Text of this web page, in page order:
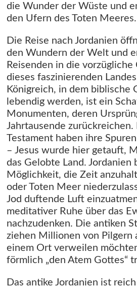
die Wunder der Wüste und
den Ufern des Toten Meeres.
Die Reise nach Jordanien
den Wundern der Welt und
Reisenden in die
dieses faszinierenden
Königreich, in dem biblische
lebendig werden, ist ein
Monumenten, deren
Jahrtausende
Testament haben ihre
– Jesus wurde hier getauft,
das Gelobte Land. Jordanien
Möglichkeit, die Zeit
oder Toten Meer
Jod duftende Luft
meditativer Ruhe über das
nachzudenken. Die antiken
ziehen Millionen von Pilgern
einem Ort verweilen
förmlich „den Atem Gottes“
Das antike Jordanien ist